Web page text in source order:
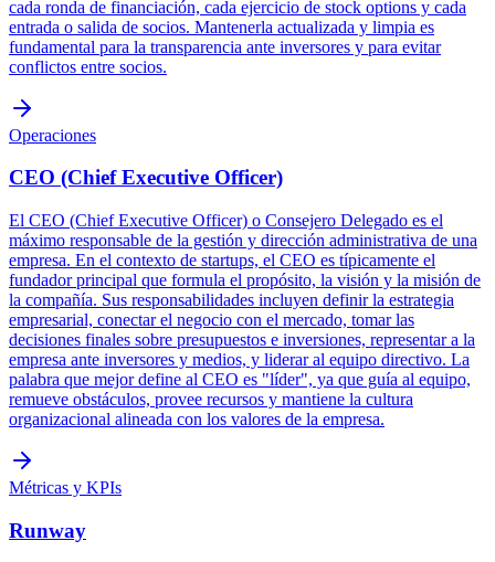
cada ronda de financiación, cada ejercicio de stock options y cada
entrada o salida de socios. Mantenerla actualizada y limpia es
fundamental para la transparencia ante inversores y para evitar
conflictos entre socios.
Operaciones
CEO (Chief Executive Officer)
El CEO (Chief Executive Officer) o Consejero Delegado es el
máximo responsable de la gestión y dirección administrativa de una
empresa. En el contexto de startups, el CEO es típicamente el
fundador principal que formula el propósito, la visión y la misión de
la compañía. Sus responsabilidades incluyen definir la estrategia
empresarial, conectar el negocio con el mercado, tomar las
decisiones finales sobre presupuestos e inversiones, representar a la
empresa ante inversores y medios, y liderar al equipo directivo. La
palabra que mejor define al CEO es "líder", ya que guía al equipo,
remueve obstáculos, provee recursos y mantiene la cultura
organizacional alineada con los valores de la empresa.
Métricas y KPIs
Runway